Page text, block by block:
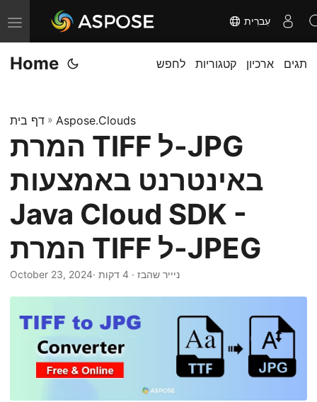
T
o
g
e
n
v
g
a
t
i
n
עִברִית
Home לחפש קטגוריות ארכיון תגים
דף בית » Aspose.Clouds
המרת TIFF ל-JPG
באינטרנט באמצעות
Java Cloud SDK -
המרת TIFF ל-JPEG
October 23, 2024 · ניייר שהבז · 4 דקות